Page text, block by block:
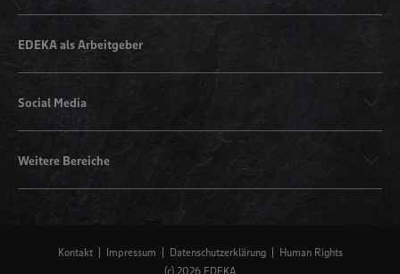
EDEKA als Arbeitgeber
Social Media
Weitere Bereiche
Kontakt Impressum Datenschutzerklärung
Human Rights
(c) 2026 EDEKA